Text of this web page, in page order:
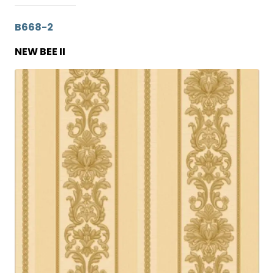
B668-2
NEW BEE II